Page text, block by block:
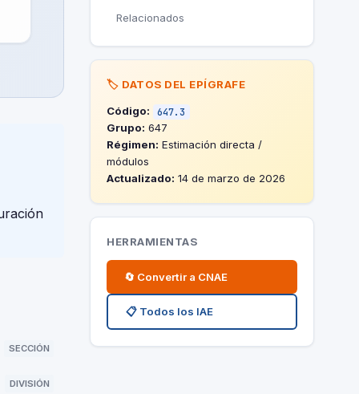
SECCIÓN
DIVISIÓN
Relacionados
🏷️ DATOS DEL EPÍGRAFE
Código:
647.3
Grupo: 647
Régimen: Estimación directa /
módulos
Actualizado: 14 de marzo de 2026
HERRAMIENTAS
🔄 Convertir a CNAE
📋 Todos los IAE